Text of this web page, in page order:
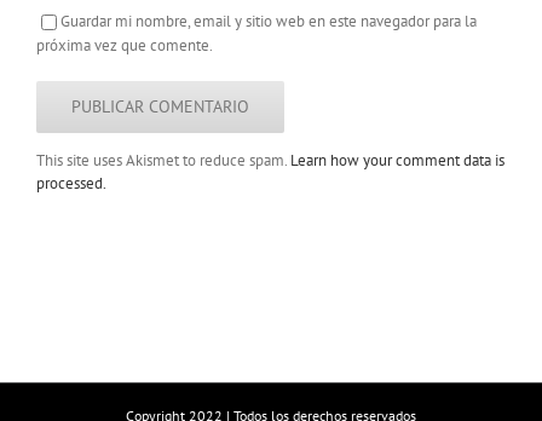
Guardar mi nombre, email y sitio web en este navegador para la
próxima vez que comente.
This site uses Akismet to reduce spam. Learn how your comment data is
processed.
Copyright 2022 | Todos los derechos reservados